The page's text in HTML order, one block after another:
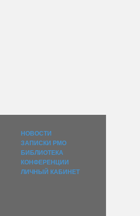
НОВОСТИ
ЗАПИСКИ РМО
БИБЛИОТЕКА
КОНФЕРЕНЦИИ
ЛИЧНЫЙ КАБИНЕТ